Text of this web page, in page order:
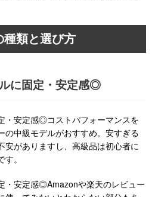
種類と選び方
に固定・安定感◎
・安定感◎コストパフォーマンスを
の中級モデルがおすすめ。安すぎる
安がありますし、高級品は初心者に
。
・安定感◎Amazonや楽天のレビュー